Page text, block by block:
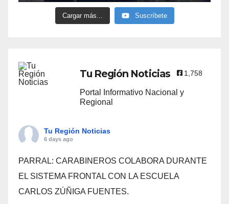
Cargar más... Suscríbete
Tu Región Noticias 1,758
Portal Informativo Nacional y
Regional
Tu Región Noticias
6 days ago
PARRAL: CARABINEROS COLABORA DURANTE
EL SISTEMA FRONTAL CON LA ESCUELA
CARLOS ZÚÑIGA FUENTES.